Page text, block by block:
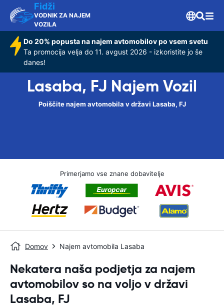
Fidži
VODNIK ZA NAJEM
VOZILA
Do 20% popusta na najem avtomobilov po vsem svetu
Ta promocija velja do 11. avgust 2026 - izkoristite jo še
danes!
Lasaba, FJ Najem Vozil
Poiščite najem avtomobila v državi Lasaba, FJ
Primerjamo vse znane dobavitelje
Domov Najem avtomobila Lasaba
Nekatera naša podjetja za najem
avtomobilov so na voljo v državi
Lasaba, FJ